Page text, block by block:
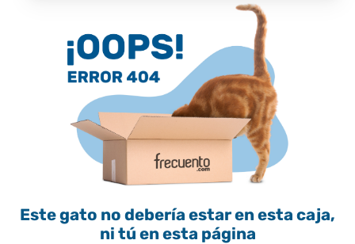
Este gato no debería estar en esta caja,
ni tú en esta página